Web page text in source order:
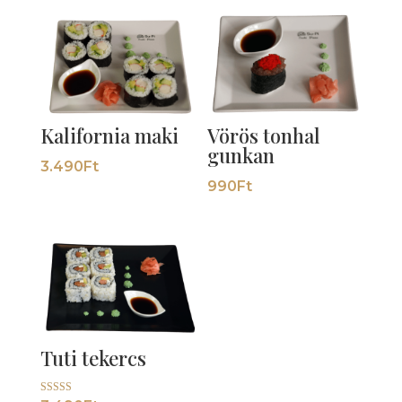
Kalifornia maki
3.490Ft
Vörös tonhal
gunkan
990Ft
Tuti tekercs